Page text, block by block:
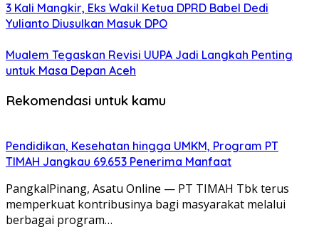
3 Kali Mangkir, Eks Wakil Ketua DPRD Babel Dedi
Yulianto Diusulkan Masuk DPO
Mualem Tegaskan Revisi UUPA Jadi Langkah Penting
untuk Masa Depan Aceh
Rekomendasi untuk kamu
Pendidikan, Kesehatan hingga UMKM, Program PT
TIMAH Jangkau 69.653 Penerima Manfaat
PangkalPinang, Asatu Online — PT TIMAH Tbk terus
memperkuat kontribusinya bagi masyarakat melalui
berbagai program…